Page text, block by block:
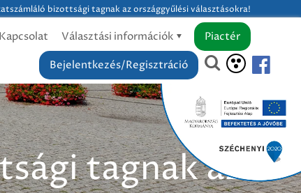
bizottsági tagnak az országgyűlési választásokra!
Kapcsolat Választási információk
Piactér
Bejelentkezés/Regisztráció
tagnak az